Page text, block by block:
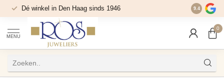
Dé winkel in Den Haag sinds 1946 9.4
MENU
0